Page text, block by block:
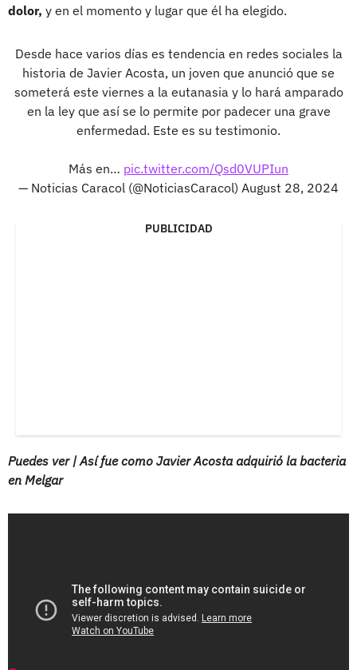
dolor, y en el momento y lugar que él ha elegido.
Desde hace varios días es tendencia en redes sociales la
historia de Javier Acosta, un joven que anunció que se
someterá este viernes a la eutanasia y lo hará amparado
en la ley que así se lo permite por padecer una grave
enfermedad. Este es su testimonio.
Más en… pic.twitter.com/Qsd0VUPIun
— Noticias Caracol (@NoticiasCaracol) August 28, 2024
PUBLICIDAD
Puedes ver | Así fue como Javier Acosta adquirió la bacteria
en Melgar